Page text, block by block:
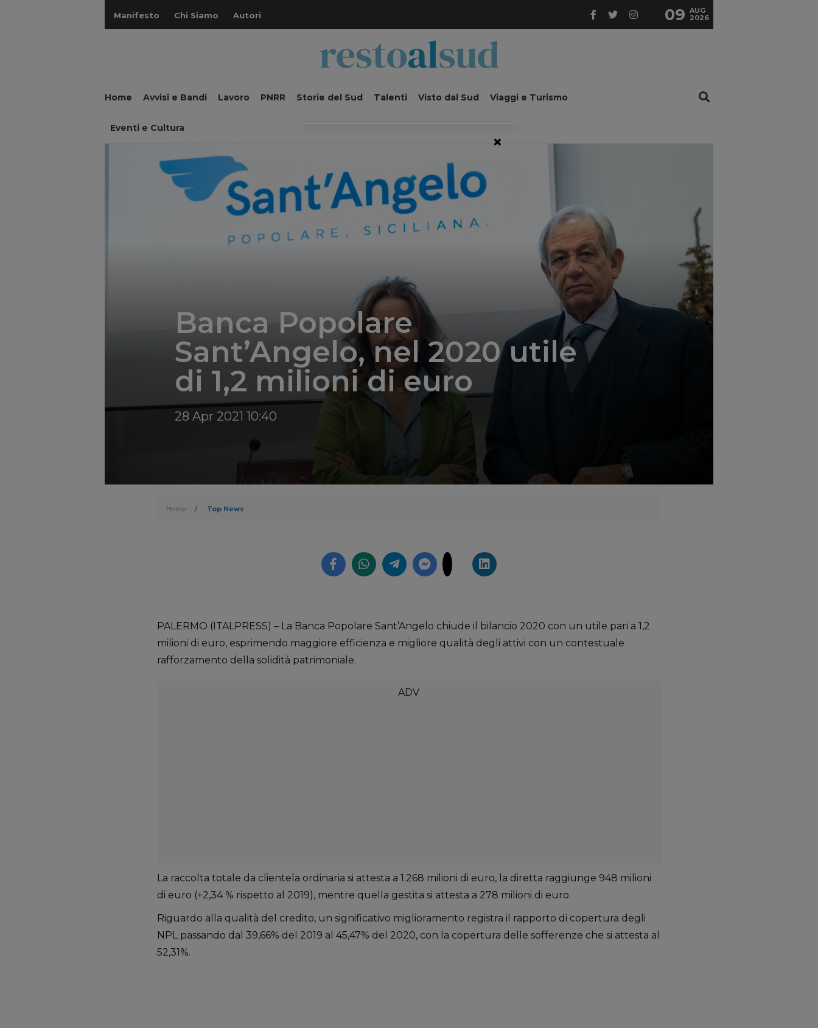
Manifesto Chi Siamo Autori 09 AUG
2026
Home Avvisi e Bandi Lavoro PNRR Storie del Sud Talenti Visto dal Sud Viaggi e Turismo
Eventi e Cultura
';
Banca Popolare
Sant’Angelo, nel 2020 utile
di 1,2 milioni di euro
28 Apr 2021 10:40
Home / Top News
PALERMO (ITALPRESS) – La Banca Popolare Sant’Angelo chiude il bilancio 2020 con un utile pari a 1,2
milioni di euro, esprimendo maggiore efficienza e migliore qualità degli attivi con un contestuale
rafforzamento della solidità patrimoniale.
La raccolta totale da clientela ordinaria si attesta a 1.268 milioni di euro, la diretta raggiunge 948 milioni
di euro (+2,34 % rispetto al 2019), mentre quella gestita si attesta a 278 milioni di euro.
Riguardo alla qualità del credito, un significativo miglioramento registra il rapporto di copertura degli
NPL passando dal 39,66% del 2019 al 45,47% del 2020, con la copertura delle sofferenze che si attesta al
52,31%.
×